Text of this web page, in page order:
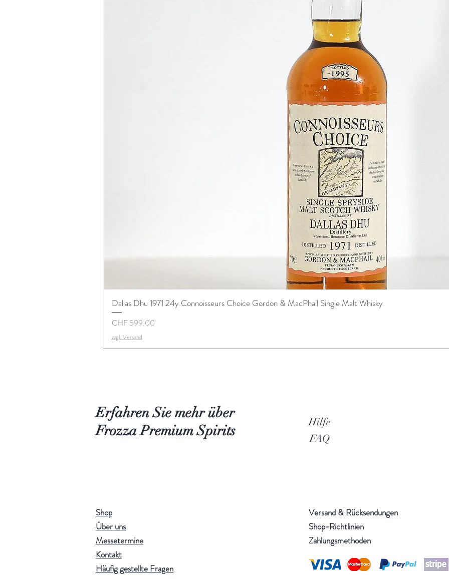
Schnellansicht
Dallas Dhu 1971 24y Connoisseurs Choice Gordon & MacPhail Single Malt Whisky
Preis
CHF 599.00
zzgl. Versand
Erfahren Sie mehr über
Frozza Premium Spirits
Shop
Über uns
Messetermine
Kontakt
Häufig gestellte Fragen
Hilfe
FAQ
Versand & Rücksendungen
Shop-Richtlinien
Zahlungsmethoden